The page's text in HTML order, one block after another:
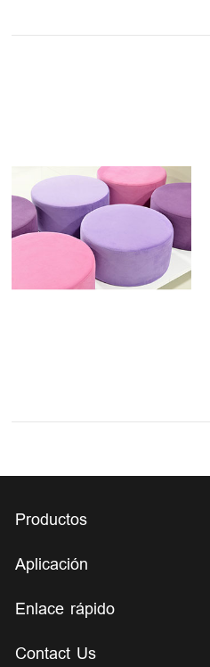
Productos
Aplicación
Enlace rápido
Contact Us